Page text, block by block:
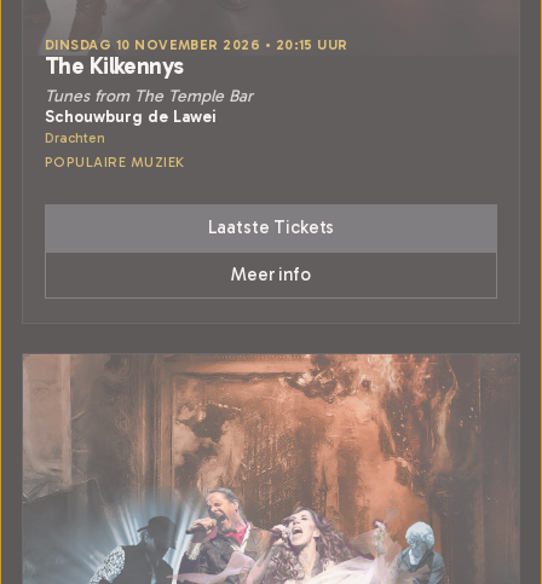
DINSDAG 10 NOVEMBER 2026 • 20:15 UUR
The Kilkennys
Tunes from The Temple Bar
Schouwburg de Lawei
Drachten
POPULAIRE MUZIEK
Laatste Tickets
Meer info